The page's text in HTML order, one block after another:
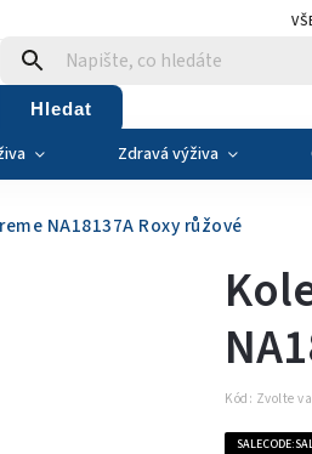
Hledat
Zdravá výživa
NA18137A Roxy růžové
Kód: Zvolte